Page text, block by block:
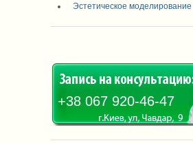
Эстетическое моделирование
+38 067 920-46-47